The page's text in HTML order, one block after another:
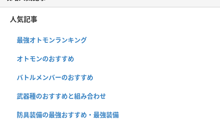
人気記事
最強オトモンランキング
オトモンのおすすめ
バトルメンバーのおすすめ
武器種のおすすめと組み合わせ
防具装備の最強おすすめ・最強装備